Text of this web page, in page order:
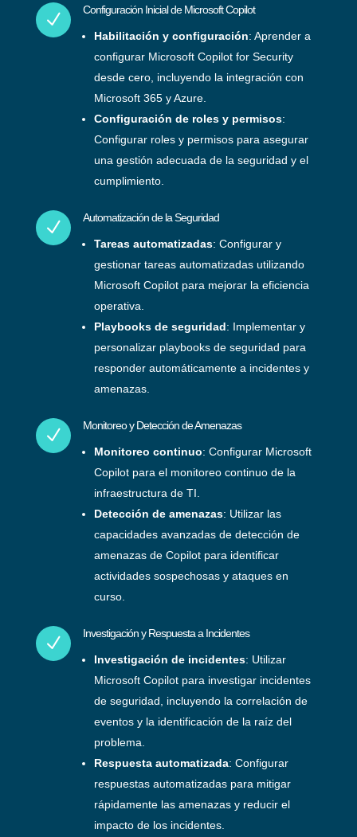
N Configuración Inicial de Microsoft Copilot
Habilitación y configuración: Aprender a
configurar Microsoft Copilot for Security
desde cero, incluyendo la integración con
Microsoft 365 y Azure.
Configuración de roles y permisos:
Configurar roles y permisos para asegurar
una gestión adecuada de la seguridad y el
cumplimiento.
N Automatización de la Seguridad
Tareas automatizadas: Configurar y
gestionar tareas automatizadas utilizando
Microsoft Copilot para mejorar la eficiencia
operativa.
Playbooks de seguridad: Implementar y
personalizar playbooks de seguridad para
responder automáticamente a incidentes y
amenazas.
N Monitoreo y Detección de Amenazas
Monitoreo continuo: Configurar Microsoft
Copilot para el monitoreo continuo de la
infraestructura de TI.
Detección de amenazas: Utilizar las
capacidades avanzadas de detección de
amenazas de Copilot para identificar
actividades sospechosas y ataques en
curso.
N Investigación y Respuesta a Incidentes
Investigación de incidentes: Utilizar
Microsoft Copilot para investigar incidentes
de seguridad, incluyendo la correlación de
eventos y la identificación de la raíz del
problema.
Respuesta automatizada: Configurar
respuestas automatizadas para mitigar
rápidamente las amenazas y reducir el
impacto de los incidentes.